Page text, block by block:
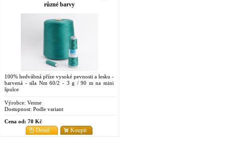
různé barvy
100% hedvábná příze vysoké pevnosti a lesku -
barvená - síla Nm 60/2 - 3 g / 90 m na mini
špulce
Výrobce: Venne
Dostupnost: Podle variant
Cena od: 70 Kč
Koupit
Detail